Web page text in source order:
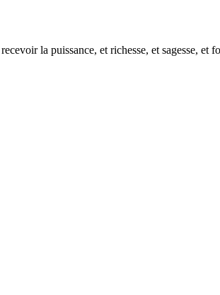
la puissance, et richesse, et sagesse, et